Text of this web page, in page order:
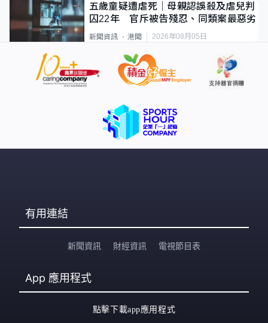
五歲童疑遭虐死｜母親認誤殺及虐兒判
囚22年 官斥被告殘忍、同類案最惡劣
新聞資訊 港聞 2026年08月05日
有用連結
新聞資訊 財經資訊 電視節目表
App 應用程式
點擊下載app應用程式